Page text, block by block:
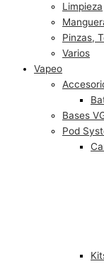
Limpieza
Pinzas,
Varios
Vapeo
Bases
Pod